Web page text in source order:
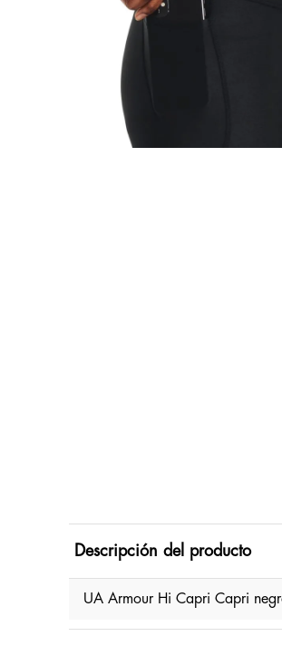
Descripción del producto
UA Armour Hi Capri Capri